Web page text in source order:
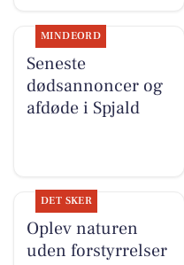
MINDEORD
Seneste
dødsannoncer og
afdøde i Spjald
DET SKER
Oplev naturen
uden forstyrrelser